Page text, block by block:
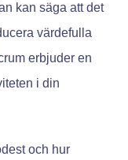
kan säga att det
värdefulla
erbjuder en
i din
och hur